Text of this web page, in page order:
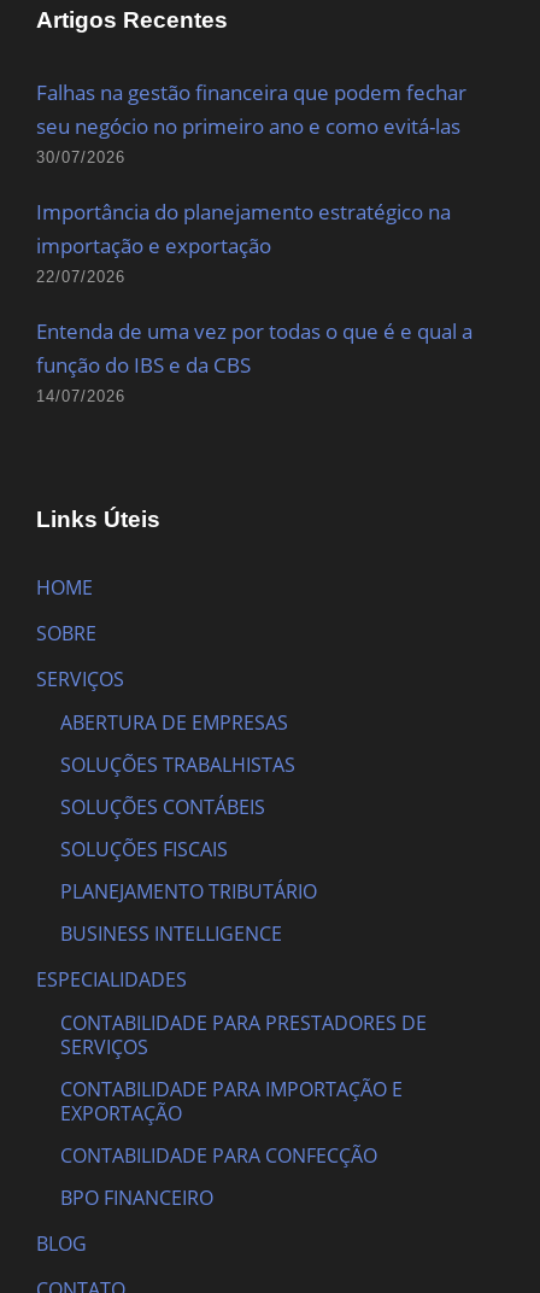
Artigos Recentes
Falhas na gestão financeira que podem fechar
seu negócio no primeiro ano e como evitá-las
30/07/2026
Importância do planejamento estratégico na
importação e exportação
22/07/2026
Entenda de uma vez por todas o que é e qual a
função do IBS e da CBS
14/07/2026
Links Úteis
HOME
SOBRE
SERVIÇOS
ABERTURA DE EMPRESAS
SOLUÇÕES TRABALHISTAS
SOLUÇÕES CONTÁBEIS
SOLUÇÕES FISCAIS
PLANEJAMENTO TRIBUTÁRIO
BUSINESS INTELLIGENCE
ESPECIALIDADES
CONTABILIDADE PARA PRESTADORES DE
SERVIÇOS
CONTABILIDADE PARA IMPORTAÇÃO E
EXPORTAÇÃO
CONTABILIDADE PARA CONFECÇÃO
BPO FINANCEIRO
BLOG